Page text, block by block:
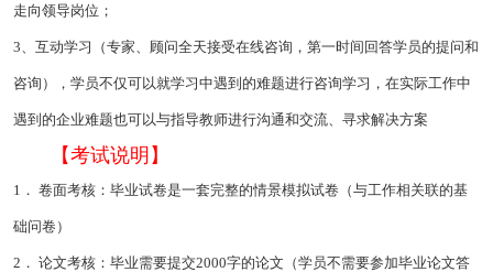
走向领导岗位；
3、互动学习（专家、顾问全天接受在线咨询，第一时间回答学员的提问和
咨询），学员不仅可以就学习中遇到的难题进行咨询学习，在实际工作中
遇到的企业难题也可以与指导教师进行沟通和交流、寻求解决方案
【考试说明】
1． 卷面考核：毕业试卷是一套完整的情景模拟试卷（与工作相关联的基
础问卷）
2． 论文考核：毕业需要提交2000字的论文（学员不需要参加毕业论文答